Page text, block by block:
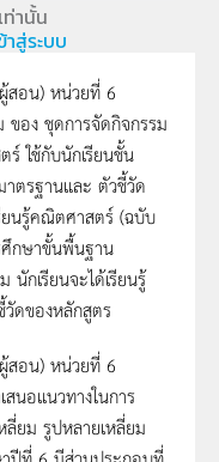
ท่านั้น
าสู่ระบบ
สอน) หน่วยที่ 6
ของ ชุดการจัดกิจกรรม
ร์ ใช้กับนักเรียนชั้น
ตรฐานและ ตัวชี้วัด
ยนรู้คณิตศาสตร์ (ฉบับ
กษาขั้นพื้นฐาน
กเรียนจะได้เรียนรู้
ดของหลักสูตร
สอน) หน่วยที่ 6
นอแนวทางในการ
ลี่ยม รูปหลายเหลี่ยม